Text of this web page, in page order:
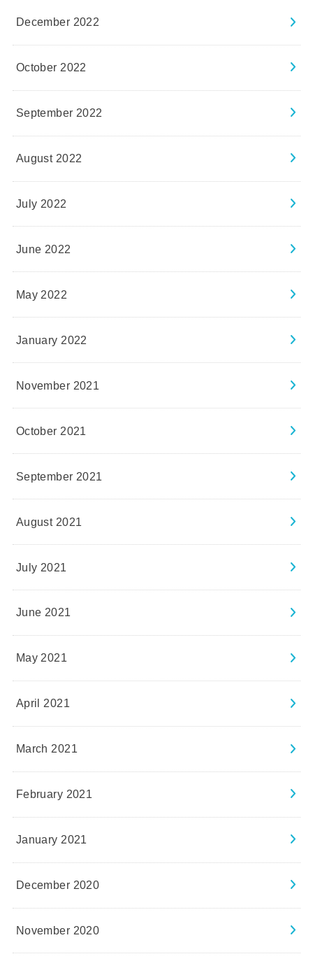
December 2022
October 2022
September 2022
August 2022
July 2022
June 2022
May 2022
January 2022
November 2021
October 2021
September 2021
August 2021
July 2021
June 2021
May 2021
April 2021
March 2021
February 2021
January 2021
December 2020
November 2020